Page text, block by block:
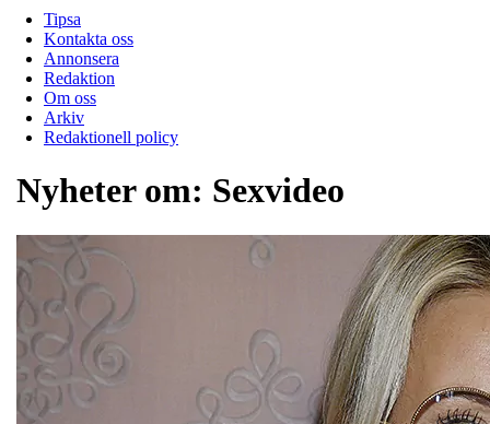
Tipsa
Kontakta oss
Annonsera
Redaktion
Om oss
Arkiv
Redaktionell policy
Nyheter om: Sexvideo